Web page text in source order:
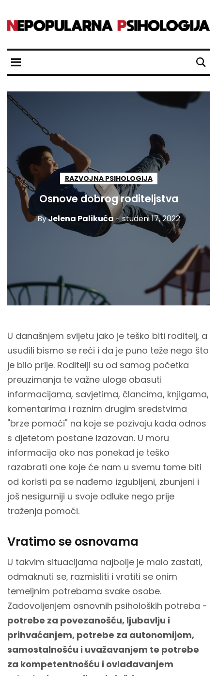
RAZVOJNA PSIHOLOGIJA
Osnove dobrog roditeljstva
ByJelena Palikuća- studeni 17, 2022
U današnjem svijetu jako je teško biti roditelj, a
usudili bismo se reći i da je puno teže nego što
je bilo prije. Roditelji su od samog početka
preuzimanja te važne uloge obasuti
informacijama, savjetima, člancima, knjigama,
komentarima i raznim drugim sredstvima
"brze pomoći" na koje se pozivaju kada odnos
s djetetom postane izazovan. U moru
informacija oko nas ponekad je teško
razabrati one koje će nam u svemu tome biti
od koristi pa se nađemo izgubljeni, zbunjeni i
još nesigurniji u svoje odluke nego prije
traženja pomoći.
Vratimo se osnovama
U takvim situacijama najbolje je malo zastati,
odmaknuti se, razmisliti i vratiti se onim
temeljnim potrebama svake osobe.
Zadovoljenjem osnovnih psiholoških potreba -
potrebe za povezanošću, ljubavlju i
prihvaćanjem, potrebe za autonomijom,
samostalnošću i uvažavanjem te potrebe
za kompetentnošću i ovladavanjem